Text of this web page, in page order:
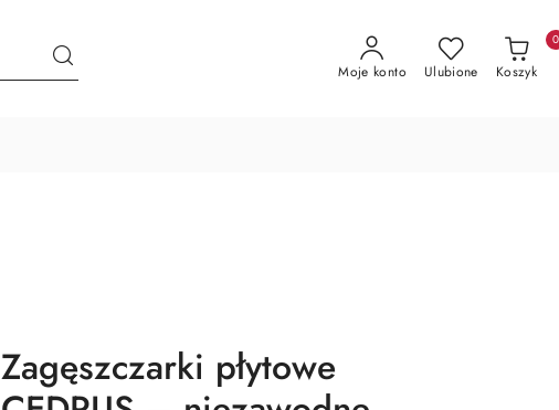
Moje konto Ulubione Koszyk
0
Zagęszczarki płytowe